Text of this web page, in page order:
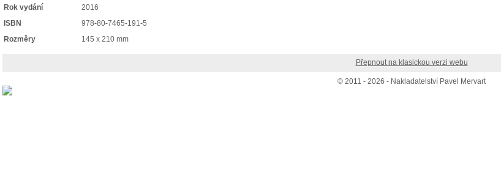
Rok vydání
2016
ISBN
978-80-7465-191-5
Rozměry
145 x 210 mm
Přepnout na klasickou verzi webu
© 2011 - 2026 - Nakladatelství Pavel Mervart